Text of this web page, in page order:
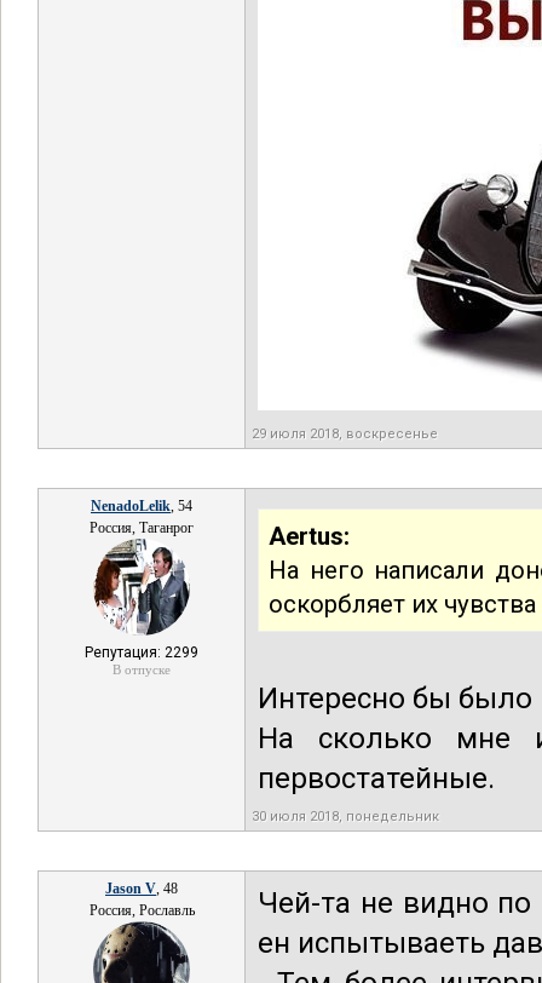
29 июля 2018, воскресенье
NenadoLelik, 54
Россия, Таганрог
Репутация: 2299
В отпуске
Aertus:
На него написали
оскорбляет их
Интересно бы было
На сколько мне
первостатейные.
30 июля 2018, понедельник
Jason V, 48
Россия, Рославль
Чей-та не видно по
ен испытываеть